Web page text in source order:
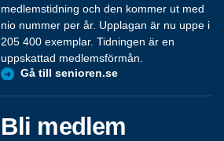
medlemstidning och den kommer ut med
nio nummer per år. Upplagan är nu uppe i
205 400 exemplar. Tidningen är en
uppskattad medlemsförmån.
Gå till senioren.se
Bli medlem